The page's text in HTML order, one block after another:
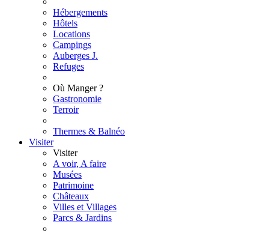
Hébergements
Hôtels
Locations
Campings
Auberges J.
Refuges
Où Manger ?
Gastronomie
Terroir
Thermes & Balnéo
Visiter
Visiter
A voir, A faire
Musées
Patrimoine
Châteaux
Villes et Villages
Parcs & Jardins